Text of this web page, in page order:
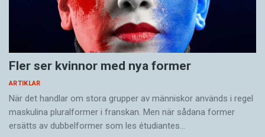
Fler ser kvinnor med nya former
ARTIKLAR
När det handlar om stora grupper av människor används i regel
maskulina pluralformer i franskan. Men när sådana ­former
ersätts av dubbel­former som les étudiantes…